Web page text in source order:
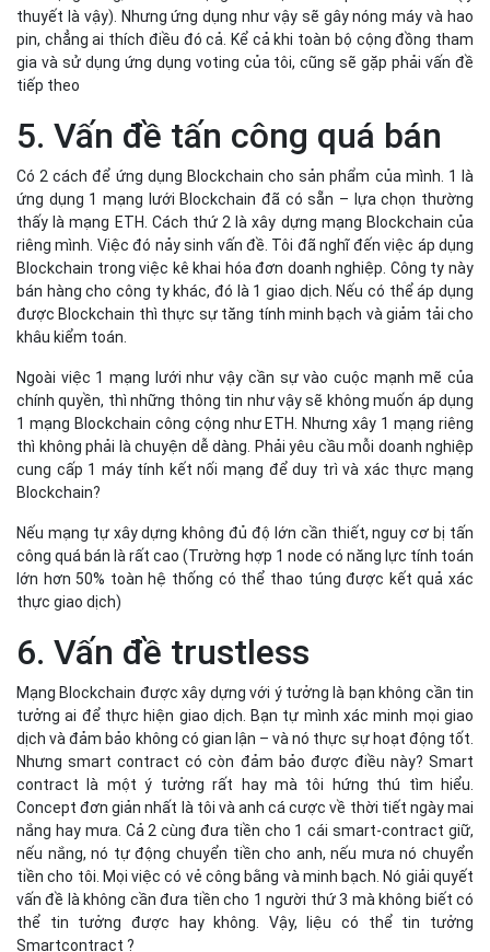
Blockchain trong việc kê khai hóa đơn doanh nghiệp. Công ty này
bán hàng cho công ty khác, đó là 1 giao dịch. Nếu có thể áp dụng
được Blockchain thì thực sự tăng tính minh bạch và giảm tải cho
khâu kiểm toán.
Ngoài việc 1 mạng lưới như vậy cần sự vào cuộc mạnh mẽ của
chính quyền, thì những thông tin như vậy sẽ không muốn áp dụng
1 mạng Blockchain công cộng như ETH. Nhưng xây 1 mạng riêng
thì không phải là chuyện dễ dàng. Phải yêu cầu mỗi doanh nghiệp
cung cấp 1 máy tính kết nối mạng để duy trì và xác thực mạng
Blockchain?
Nếu mạng tự xây dựng không đủ độ lớn cần thiết, nguy cơ bị tấn
công quá bán là rất cao (Trường hợp 1 node có năng lực tính toán
lớn hơn 50% toàn hệ thống có thể thao túng được kết quả xác
6. Vấn đề trustless
Mạng Blockchain được xây dựng với ý tưởng là bạn không cần tin
tưởng ai để thực hiện giao dịch. Bạn tự mình xác minh mọi giao
dịch và đảm bảo không có gian lận – và nó thực sự hoạt động tốt.
contract là một ý tưởng rất hay mà tôi hứng thú tìm hiểu.
Concept đơn giản nhất là tôi và anh cá cược về thời tiết ngày mai
nắng hay mưa. Cả 2 cùng đưa tiền cho 1 cái smart-contract giữ,
nếu nắng, nó tự động chuyển tiền cho anh, nếu mưa nó chuyển
vấn đề là không cần đưa tiền cho 1 người thứ 3 mà không biết có
Smartcontract ?
Smartcontract luôn luôn hoạt động theo những gì nó được lập
trình, tôi và anh đều xem được mã nguồn và biết nó làm gì, tại sao
nó làm như vậy.
Trở lại ví dụ trên, vấn đề đặt ra là làm sao cái Smartcontract này
nó biết hôm nay trời nắng hay mưa? Chúng ta có thể sử dụng API
của 1 dịch vụ thứ 3 để xác định điều này, nhưng như thế lại quay
trở lại bài toán tin tưởng. Liệu có thể tin tưởng bên thứ 3 này hay
không ? Smartcontract không thể hoàn toàn 100% trustless nếu
dữ liệu đầu vào là không đúng.